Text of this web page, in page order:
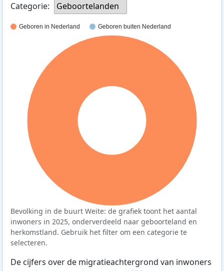
Categorie:
Geboortelanden
Geboren in Nederland Geboren buiten Nederland
Bevolking in de buurt Weite: de grafiek toont het aantal
inwoners in 2025, onderverdeeld naar geboorteland en
herkomstland. Gebruik het filter om een categorie te
selecteren.
De cijfers over de migratieachtergrond van inwoners